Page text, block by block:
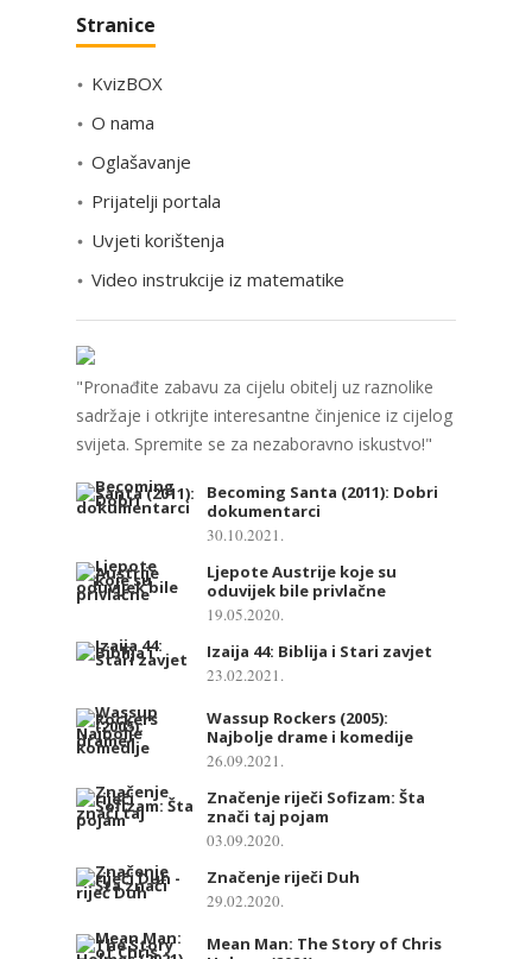
t
g
i
j
Stranice
KvizBOX
O nama
Oglašavanje
Prijatelji portala
Uvjeti korištenja
Video instrukcije iz matematike
"Pronađite zabavu za cijelu obitelj uz raznolike
sadržaje i otkrijte interesantne činjenice iz cijelog
svijeta. Spremite se za nezaboravno iskustvo!"
Becoming Santa (2011): Dobri
dokumentarci
30.10.2021.
Ljepote Austrije koje su
oduvijek bile privlačne
19.05.2020.
Izaija 44: Biblija i Stari zavjet
23.02.2021.
Wassup Rockers (2005):
Najbolje drame i komedije
26.09.2021.
Značenje riječi Sofizam: Šta
znači taj pojam
03.09.2020.
Značenje riječi Duh
29.02.2020.
Mean Man: The Story of Chris